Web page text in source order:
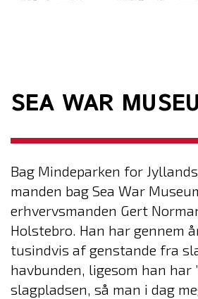
SEA WAR
Bag Mindeparken for
manden bag Sea War
erhvervsmanden Gert
Holstebro. Han har gennem
tusindvis af genstande fra
havbunden, ligesom han har
slagpladsen, så man i dag